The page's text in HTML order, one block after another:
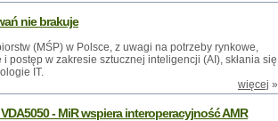
nie brakuje
(MŚP) w Polsce, z uwagi na potrzeby rynkowe,
postęp w zakresie sztucznej inteligencji (AI), skłania się
IT.
więcej »
- MiR wspiera interoperacyjność AMR